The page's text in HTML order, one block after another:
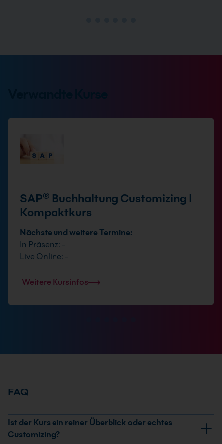
SAP® Buchhaltung Customizing I
Kompaktkurs
Nächste und weitere Termine:
In Präsenz: -
Live Online: -
Weitere Kursinfos
FAQ
Ist der Kurs ein reiner Überblick oder echtes
Customizing?